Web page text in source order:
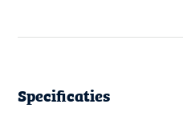
Specificaties